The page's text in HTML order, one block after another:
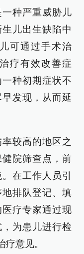
种严重威胁儿
儿出生缺陷中
可通过手术治
疗有效改善症
种初期症状不
发现，从而延
较高的地区之
院筛查点，前
在工作人员引
排队登记、填
疗专家通过现
为患儿进行检
意见。